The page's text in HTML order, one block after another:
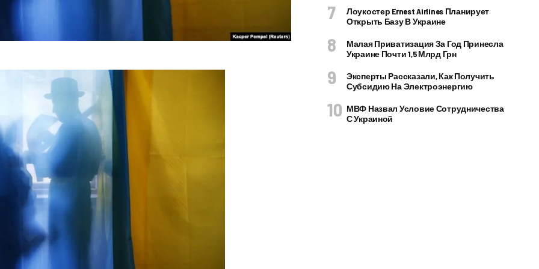
Лоукостер Ernest Airlines Планирует
Открыть Базу В Украине
Малая Приватизация За Год Принесла
Украине Почти 1,5 Млрд Грн
Эксперты Рассказали, Как Получить
Субсидию На Электроэнергию
МВФ Назвал Условие Сотрудничества
С Украиной